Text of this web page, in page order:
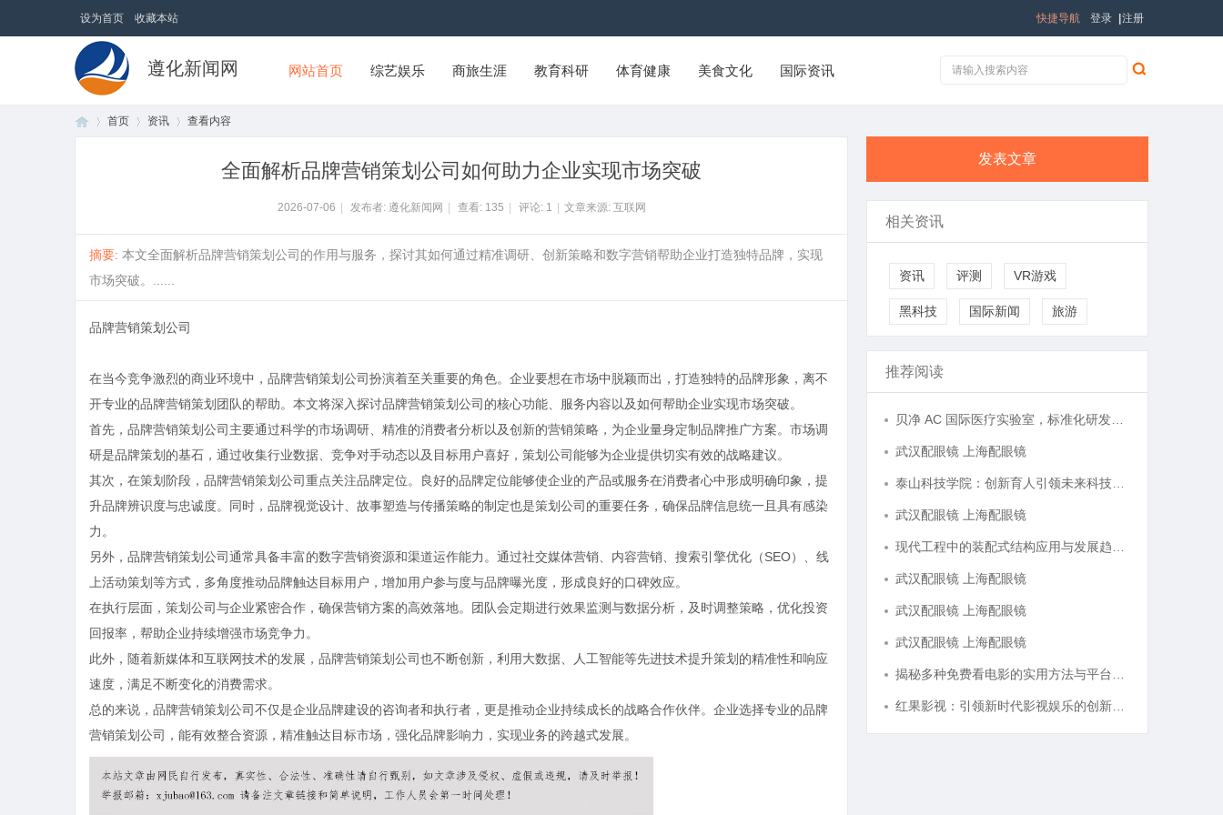
设为首页 收藏本站 登录 注册
快捷导航
遵化新闻网 网站首页 综艺娱乐 商旅生涯 教育科研 体育健康 美食文化 国际资讯
首页 资讯 查看内容
全面解析品牌营销策划公司如何助力企业实现市场突破
2026-07-06 发布者: 遵化新闻网 查看: 135 评论: 1 文章来源: 互联网
摘要: 本文全面解析品牌营销策划公司的作用与服务，探讨其如何通过精准调研、创新策略和数字营销帮助企业打造独特品牌，实现
市场突破。......
品牌营销策划公司
在当今竞争激烈的商业环境中，品牌营销策划公司扮演着至关重要的角色。企业要想在市场中脱颖而出，打造独特的品牌形象，离不
开专业的品牌营销策划团队的帮助。本文将深入探讨品牌营销策划公司的核心功能、服务内容以及如何帮助企业实现市场突破。
首先，品牌营销策划公司主要通过科学的市场调研、精准的消费者分析以及创新的营销策略，为企业量身定制品牌推广方案。市场调
研是品牌策划的基石，通过收集行业数据、竞争对手动态以及目标用户喜好，策划公司能够为企业提供切实有效的战略建议。
其次，在策划阶段，品牌营销策划公司重点关注品牌定位。良好的品牌定位能够使企业的产品或服务在消费者心中形成明确印象，提
升品牌辨识度与忠诚度。同时，品牌视觉设计、故事塑造与传播策略的制定也是策划公司的重要任务，确保品牌信息统一且具有感染
力。
另外，品牌营销策划公司通常具备丰富的数字营销资源和渠道运作能力。通过社交媒体营销、内容营销、搜索引擎优化（SEO）、线
上活动策划等方式，多角度推动品牌触达目标用户，增加用户参与度与品牌曝光度，形成良好的口碑效应。
在执行层面，策划公司与企业紧密合作，确保营销方案的高效落地。团队会定期进行效果监测与数据分析，及时调整策略，优化投资
回报率，帮助企业持续增强市场竞争力。
此外，随着新媒体和互联网技术的发展，品牌营销策划公司也不断创新，利用大数据、人工智能等先进技术提升策划的精准性和响应
速度，满足不断变化的消费需求。
总的来说，品牌营销策划公司不仅是企业品牌建设的咨询者和执行者，更是推动企业持续成长的战略合作伙伴。企业选择专业的品牌
营销策划公司，能有效整合资源，精准触达目标市场，强化品牌影响力，实现业务的跨越式发展。
发表文章
相关资讯
资讯 评测 VR游戏
黑科技 国际新闻 旅游
推荐阅读
武汉配眼镜 上海配眼镜
武汉配眼镜 上海配眼镜
武汉配眼镜 上海配眼镜
武汉配眼镜 上海配眼镜
武汉配眼镜 上海配眼镜